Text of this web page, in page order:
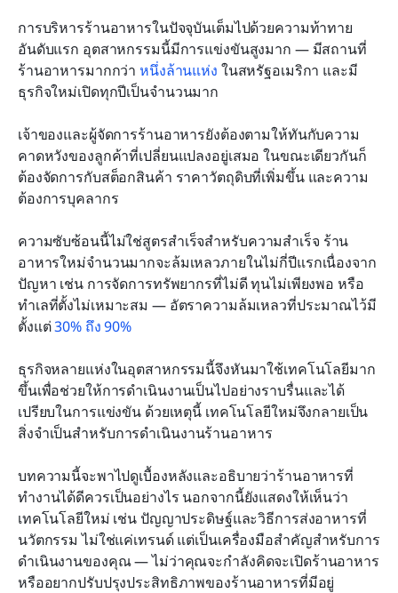
การบริหารร้านอาหารในปัจจุบันเต็มไปด้วยความท้าทาย
อันดับแรก อุตสาหกรรมนี้มีการแข่งขันสูงมาก — มีสถานที่
ร้านอาหารมากกว่า หนึ่งล้านแห่ง ในสหรัฐอเมริกา และมี
ธุรกิจใหม่เปิดทุกปีเป็นจำนวนมาก
เจ้าของและผู้จัดการร้านอาหารยังต้องตามให้ทันกับความ
คาดหวังของลูกค้าที่เปลี่ยนแปลงอยู่เสมอ ในขณะเดียวกันก็
ต้องจัดการกับสต็อกสินค้า ราคาวัตถุดิบที่เพิ่มขึ้น และความ
ต้องการบุคลากร
ความซับซ้อนนี้ไม่ใช่สูตรสำเร็จสำหรับความสำเร็จ ร้าน
อาหารใหม่จำนวนมากจะล้มเหลวภายในไม่กี่ปีแรกเนื่องจาก
ปัญหา เช่น การจัดการทรัพยากรที่ไม่ดี ทุนไม่เพียงพอ หรือ
ทำเลที่ตั้งไม่เหมาะสม — อัตราความล้มเหลวที่ประมาณไว้มี
ตั้งแต่ 30% ถึง 90%
ธุรกิจหลายแห่งในอุตสาหกรรมนี้จึงหันมาใช้เทคโนโลยีมาก
ขึ้นเพื่อช่วยให้การดำเนินงานเป็นไปอย่างราบรื่นและได้
เปรียบในการแข่งขัน ด้วยเหตุนี้ เทคโนโลยีใหม่จึงกลายเป็น
สิ่งจำเป็นสำหรับการดำเนินงานร้านอาหาร
บทความนี้จะพาไปดูเบื้องหลังและอธิบายว่าร้านอาหารที่
ทำงานได้ดีควรเป็นอย่างไร นอกจากนี้ยังแสดงให้เห็นว่า
เทคโนโลยีใหม่ เช่น ปัญญาประดิษฐ์และวิธีการส่งอาหารที่
นวัตกรรม ไม่ใช่แค่เทรนด์ แต่เป็นเครื่องมือสำคัญสำหรับการ
ดำเนินงานของคุณ — ไม่ว่าคุณจะกำลังคิดจะเปิดร้านอาหาร
หรืออยากปรับปรุงประสิทธิภาพของร้านอาหารที่มีอยู่
10 เคล็ดลับในการปรับปรุงการดำเนินงานร้านอาหาร
การทำนายอนาคตของการดำเนินงานร้านอาหาร
โอบรับอนาคตของการดำเนินงานร้านอาหารกับ Lark